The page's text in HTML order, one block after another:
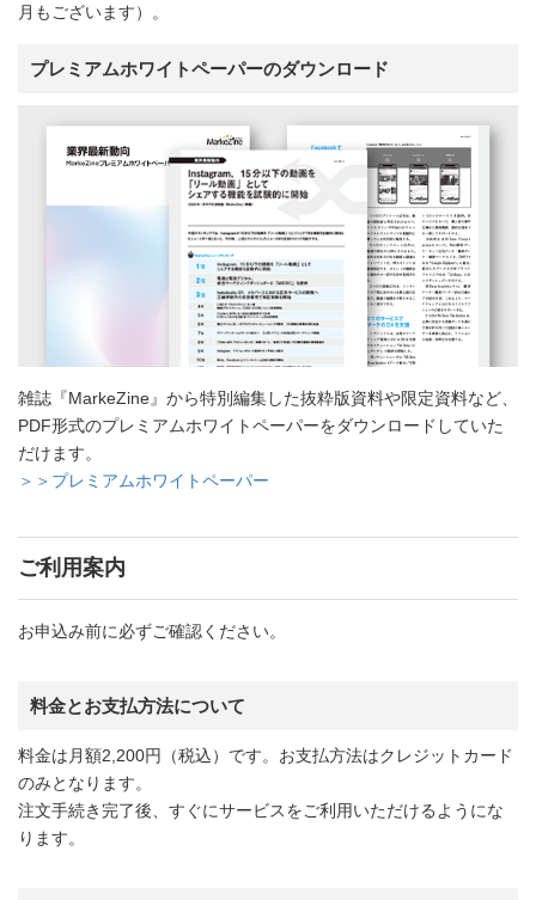
月もございます）。
プレミアムホワイトペーパーのダウンロード
雑誌『MarkeZine』から特別編集した抜粋版資料や限定資料など、
PDF形式のプレミアムホワイトペーパーをダウンロードしていた
だけます。
＞＞プレミアムホワイトペーパー
ご利用案内
お申込み前に必ずご確認ください。
料金とお支払方法について
料金は月額2,200円（税込）です。お支払方法はクレジットカード
のみとなります。
注文手続き完了後、すぐにサービスをご利用いただけるようにな
ります。